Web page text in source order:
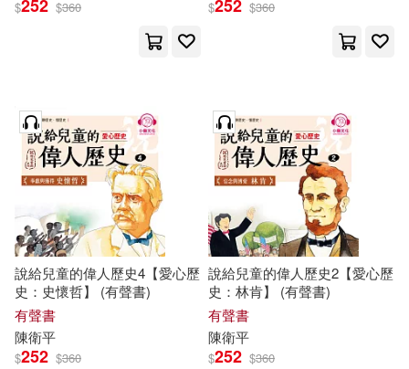
$252 $360 $252 $360
說給兒童的偉人歷史4【愛心歷
史：史懷哲】 (有聲書)
有聲書
陳衛平
$252 $360
說給兒童的偉人歷史2【愛心歷
史：林肯】 (有聲書)
有聲書
陳衛平
$252 $360